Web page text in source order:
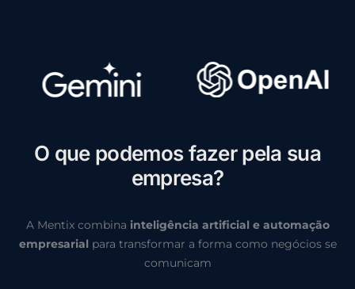
O que podemos fazer pela sua
empresa?
A Mentix combina inteligência artificial e automação
empresarial para transformar a forma como negócios se
comunicam